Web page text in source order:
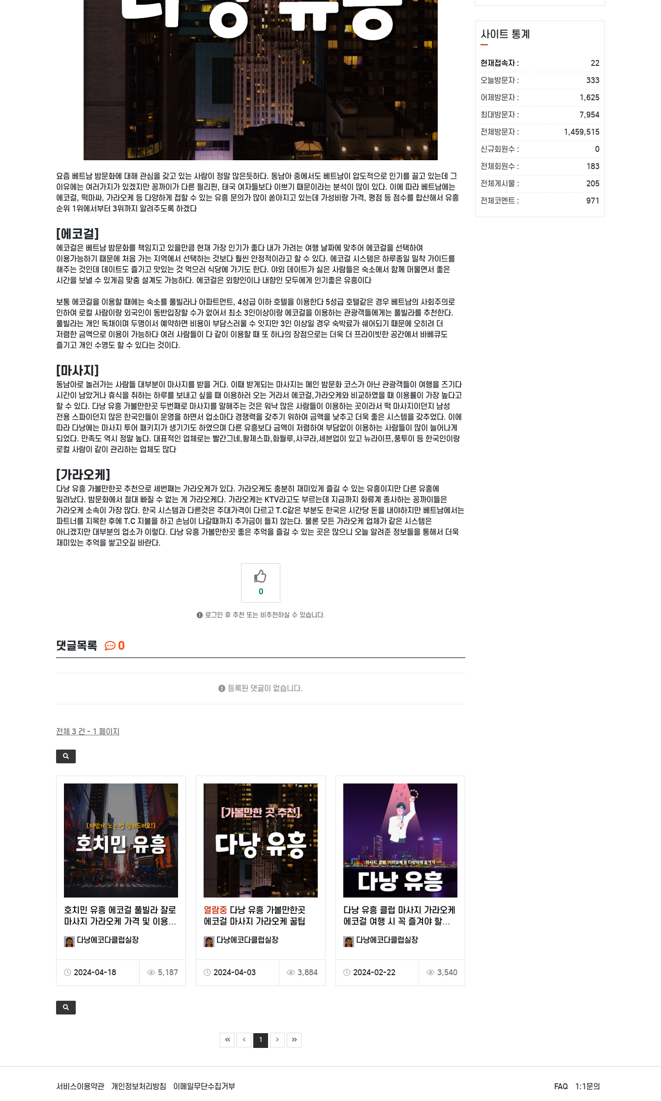
요즘 베트남 밤문화에 대해 관심을 갖고 있는 사람이 정말 많은듯하다. 동남아 중에서도 베트남이 압도적으로 인기를 끌고 있는데 그
이유에는 여러가지가 있겠지만 꽁까이가 다른 필리핀, 태국 여자들보다 이쁘기 때문이라는 분석이 많이 있다. 이에 따라 베트남에는
에코걸, 떡마싸, 가라오케 등 다양하게 접할 수 있는 유흥 문의가 많이 쏟아지고 있는데 가성비랑 가격, 평점 등 점수를 합산해서 유흥
순위 1위에서부터 3위까지 알려주도록 하겠다
[에코걸]
에코걸은 베트남 밤문화를 책임지고 있을만큼 현재 가장 인기가 좋다 내가 가려는 여행 날짜에 맞추어 에코걸을 선택하여
이용가능하기 때문에 처음 가는 지역에서 선택하는 것보다 훨씬 안정적이라고 할 수 있다. 에코걸 시스템은 하루종일 밀착 가이드를
해주는 것인데 데이트도 즐기고 맛있는 것 먹으러 식당에 가기도 한다. 야외 데이트가 싫은 사람들은 숙소에서 함께 머물면서 좋은
시간을 보낼 수 있게끔 맞춤 설계도 가능하다. 에코걸은 외향인이나 내향인 모두에게 인기좋은 유흥이다
보통 에코걸을 이용할 때에는 숙소를 풀빌라나 아파트먼트, 4성급 이하 호텔을 이용한다 5성급 호텔같은 경우 베트남의 사회주의로
인하여 로컬 사람이랑 외국인이 동반입장할 수가 없어서 최소 3인이상이랑 에코걸을 이용하는 관광객들에게는 풀빌라를 추천한다.
풀빌라는 개인 독채이며 두명이서 예약하면 비용이 부담스러울 수 잇지만 3인 이상일 경우 숙박료가 쉐어되기 때문에 오히려 더
저렴한 금액으로 이용이 가능하다 여러 사람들이 다 같이 이용할 때 또 하나의 장점으로는 더욱 더 프라이빗한 공간에서 바베큐도
즐기고 개인 수영도 할 수 있다는 것이다.
[마사지]
동남아로 놀러가는 사람들 대부분이 마사지를 받을 거다. 이때 받게되는 마사지는 메인 밤문화 코스가 아닌 관광객들이 여행을 즈기다
시간이 남았거나 휴식을 취하는 하루를 보내고 싶을 때 이용하러 오는 거라서 에코걸,가라오케와 비교하였을 때 이용률이 가장 높다고
할 수 있다. 다낭 유흥 가볼만한곳 두번째로 마사지를 말해주는 것은 워낙 많은 사람들이 이용하는 곳이라서 떡 마사지이던지 남성
전용 스파이던지 많은 한국인들이 운영을 하면서 업소마다 경쟁력을 갖추기 위하여 금액을 낮추고 더욱 좋은 시스템을 갖추었다. 이에
따라 다낭에는 마사지 투어 패키지가 생기기도 하였으며 다른 유흥보다 금액이 저렴하여 부담없이 이용하는 사람들이 많이 늘어나게
되었다. 만족도 역시 정말 높다. 대표적인 업체로는 빨간그네,황제스파,화월루,사쿠라,세븐업이 있고 뉴라이프,풍투이 등 한국인이랑
로컬 사람이 같이 관리하는 업체도 많다
[가라오케]
다낭 유흥 가볼만한곳 추천으로 세번째는 가라오케가 있다. 가라오케도 충분히 재미있게 즐길 수 있는 유흥이지만 다른 유흥에
밀려났다. 밤문화에서 절대 빠질 수 없는 게 가라오케다. 가라오케는 KTV라고도 부르는데 지금까지 화류계 종사하는 꽁까이들은
가라오케 소속이 가장 많다. 한국 시스템과 다른것은 주대가격이 다르고 T.C같은 부분도 한국은 시간당 돈을 내야하지만 베트남에서는
파트너를 지목한 후에 T.C 지불을 하고 손님이 나갈때까지 추가금이 들지 않는다. 물론 모든 가라오케 업체가 같은 시스템은
아니겠지만 대부분의 업소가 이렇다. 다낭 유흥 가볼만한곳 좋은 추억을 즐길 수 있는 곳은 많으니 오늘 알려준 정보들을 통해서 더욱
재미있는 추억을 쌓고오길 바란다.
0
로그인 후 추천 또는 비추천하실 수 있습니다.
댓글목록 0
등록된 댓글이 없습니다.
전체 3 건 - 1 페이지
호치민 유흥 에코걸 풀빌라 잘로
마사지 가라오케 가격 및 이용
다낭에코다클럽실장
2024-04-18 5,187
열람중 다낭 유흥 가볼만한곳
에코걸 마사지 가라오케 꿀팁
다낭에코다클럽실장
2024-04-03 3,884
다낭 유흥 클럽 마사지 가라오케
에코걸 여행 시 꼭 즐겨야 할
다낭에코다클럽실장
2024-02-22 3,540
1
사이트 통계
현재접속자 :
22
오늘방문자 :
333
어제방문자 :
1,625
최대방문자 :
7,954
전체방문자 :
1,459,515
신규회원수 :
0
전체회원수 :
183
전체게시물 :
205
전체코멘트 :
971
서비스이용약관 개인정보처리방침 이메일무단수집거부 FAQ 1:1문의